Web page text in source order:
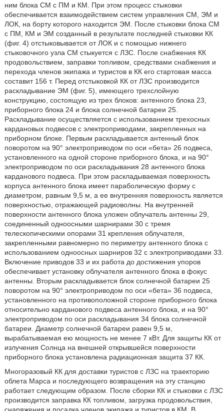
ним блока СМ с ПМ и КМ. При этом процесс стыковки
обеспечивается взаимодействием систем управления СМ, ЭМ и
ЛОК, на борту которого находится ЭМ. После стыковки блока СМ
с ПМ, КМ и ЭМ созданный в результате последней стыковки КК
(фиг. 4) отстыковывается от ЛОК и с помощью нижнего
стыковочного узла СМ стыкуется с ЛЗС. После снабжения КК
продовольствием, заправки топливом, средствами снабжения и
перехода членов экипажа и туристов в КК его стартовая масса
составит 156 т. Перед отстыковкой КК от ЛЗС производится
раскладывание ЭМ (фиг. 5), имеющего трехслойную
конструкцию, состоящую из трех блоков: антенного блока 23,
приборного блока 24 и блока солнечной батареи 25.
Раскладывание осуществляется с использованием трехосных
кардановых подвесов с электроприводами, закрепленных на
приборном блоке. Первым раскладывается антенный блок
поворотом на 90° электроприводом по оси «бета» 26 подвеса,
установленного на одной стороне приборного блока, и на 90°
электроприводом по оси раскладывания 28 антенного блока
карданового подвеса. При этом раскладываемая поверхность
корпуса антенного блока имеет параболическую форму с
диаметром, равным 9,5 м, а ее внутренняя поверхность является
поверхностью, отражающей радиоволны. На внутренней
поверхности антенного блока уложен облучатель антенны 29,
соединенный одноосными шарнирами 30 с тремя
телескопическими опорами 31 крепления облучателя,
закрепленными равномерно по периметру антенного блока с
использованием одноосных шарниров 32 с электроприводами 33.
Включение приводов 33 и их работа до достижения упоров
обеспечивает установку облучателя антенного блока в фокус
антенны. Вторым раскладывается блок солнечной батареи 25
поворотом на 90° электроприводом по оси «бета» 36 подвеса,
установленного на противоположной стороне приборного блока
относительно карданового подвеса антенного блока, и на 90°
электроприводом по оси раскладывания 34 блока солнечной
батареи. Диаметр солнечной батареи равен 9,5 м,
вырабатываемая ею мощность не менее 7 кВт. Для защиты КК от
излучения Солнца на внешней открывшейся поверхности
приборного блока установлена радиационная защита 37 КК.
Многоразовый КК для доставки туристов с ЛЗС на траекторию
облета Марса и последующего возвращения на эту станцию
работает следующим образом. После сборки КК и стыковки с ЛЗС
производится заправка КК топливом, загрузка продовольствия,
снаряжения и посадка членов экипажа и туристов в КМ. В